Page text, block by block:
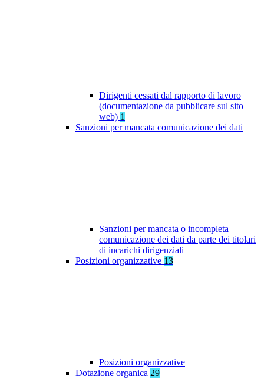
Dirigenti cessati dal rapporto di lavoro
(documentazione da pubblicare sul sito
web) 1
Sanzioni per mancata comunicazione dei dati
Sanzioni per mancata o incompleta
comunicazione dei dati da parte dei titolari
di incarichi dirigenziali
Posizioni organizzative 13
Posizioni organizzative
Dotazione organica 29